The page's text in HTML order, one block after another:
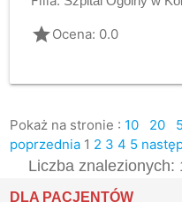
gradeOcena: 0.0
Pokaż na stronie : 10 20
poprzednia 1 2 3 4 5
Liczba znalezionych:
DLA PACJENTÓW